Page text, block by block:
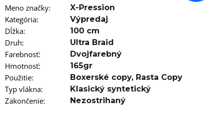
Meno značky: X-Pression
Kategória: Výpredaj
Dĺžka: 100 cm
Druh: Ultra Braid
Farebnosť: Dvojfarebný
Hmotnosť: 165gr
Použitie: Boxerské copy, Rasta Copy
Typ vlákna: Klasický syntetický
Zakončenie: Nezostrihaný
o
r
ú
č
a
m
100%
EZ
3V1